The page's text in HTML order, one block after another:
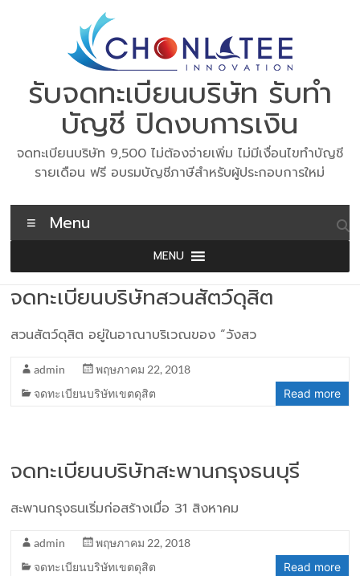
รับจดทะเบียนบริษัท รับทำ
บัญชี ปิดงบการเงิน
จดทะเบียนบริษัท 9,500 ไม่ต้องจ่ายเพิ่ม ไม่มีเงื่อนไขทำบัญชี
รายเดือน ฟรี อบรมบัญชีภาษีสำหรับผู้ประกอบการใหม่
Menu
MENU
จดทะเบียนบริษัทสวนสัตว์ดุสิต
สวนสัตว์ดุสิต อยู่ในอาณาบริเวณของ “วังสว
admin
พฤษภาคม 22, 2018
จดทะเบียนบริษัทเขตดุสิต
Read more
จดทะเบียนบริษัทสะพานกรุงธนบุรี
สะพานกรุงธนเริ่มก่อสร้างเมื่อ 31 สิงหาคม
admin
พฤษภาคม 22, 2018
จดทะเบียนบริษัทเขตดุสิต
Read more